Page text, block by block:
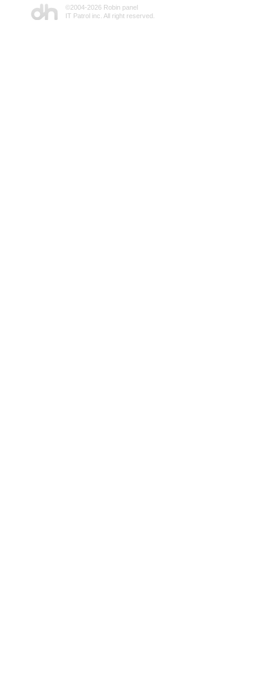
©2004-2026 Robin panel
IT Patrol inc. All right reserved.